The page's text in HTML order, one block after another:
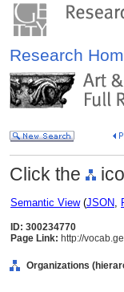
Research
Click the
Semantic View(JSON,
ID: 300234770
Page Link: http://
Organizations